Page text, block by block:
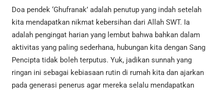
Doa pendek ‘Ghufranak’ adalah penutup yang indah setelah
kita mendapatkan nikmat kebersihan dari Allah SWT. Ia
adalah pengingat harian yang lembut bahwa bahkan dalam
aktivitas yang paling sederhana, hubungan kita dengan Sang
Pencipta tidak boleh terputus. Yuk, jadikan sunnah yang
ringan ini sebagai kebiasaan rutin di rumah kita dan ajarkan
pada generasi penerus agar mereka selalu mendapatkan